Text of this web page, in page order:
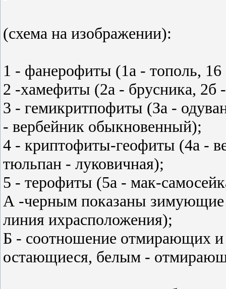
(схема на изображении):
1 - фанерофиты (1а - тополь,
2 -хамефиты (2а - брусника, 2б
3 - гемикритпофиты (За -
- вербейник обыкновенный);
4 - криптофиты-геофиты (4а -
тюльпан - луковичная);
5 - терофиты (5а - мак-
А -черным показаны зимующие
линия ихрасположения);
Б - соотношение отмирающих
остающиеся, белым -